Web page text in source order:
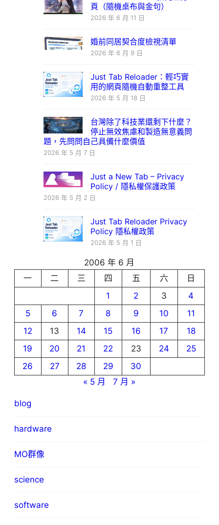
頁（隨機桌布與金句）
2026 年 6 月 11 日
婚前同居契合度檢視清單
2026 年 6 月 9 日
Just Tab Reloader：輕巧實
用的網頁隨機自動重整工具
2026 年 5 月 18 日
台灣除了科技業還剩下什麼？
停止無效焦慮和製造無意義問
題，先問問自己具備什麼價值
2026 年 5 月 7 日
Just a New Tab – Privacy
Policy / 隱私權保護政策
2026 年 5 月 2 日
Just Tab Reloader Privacy
Policy 隱私權政策
2026 年 5 月 1 日
2006 年 6 月
一
二 三 四 五 六
日
1
2 3
4
5
6 7 8 9 10
11
12
13 14 15 16 17
18
19
20 21 22 23 24
25
26
27 28 29
30
« 5 月
7 月 »
blog
hardware
MO群像
science
software